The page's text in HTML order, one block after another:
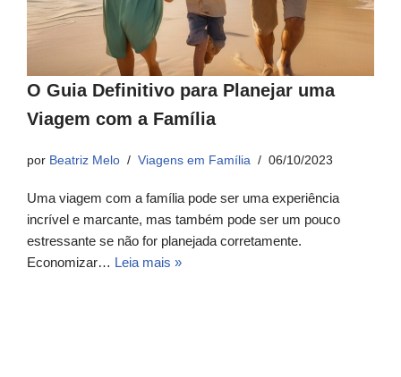
O Guia Definitivo para Planejar uma
Viagem com a Família
por Beatriz Melo Viagens em Família 06/10/2023
Uma viagem com a família pode ser uma experiência
incrível e marcante, mas também pode ser um pouco
estressante se não for planejada corretamente.
Economizar… Leia mais »